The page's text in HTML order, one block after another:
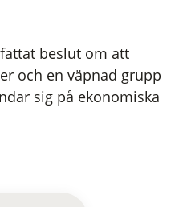
beslut om att
och en väpnad grupp
sig på ekonomiska